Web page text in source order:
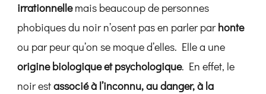
irrationnellemais beaucoup de personnes
phobiques du noir n’osent pas en parler parhonte
ou par peur qu’on se moque d’elles. Elle a une
origine biologique et psychologique. En effet, le
noir estassocié à l’inconnu, au danger, à la